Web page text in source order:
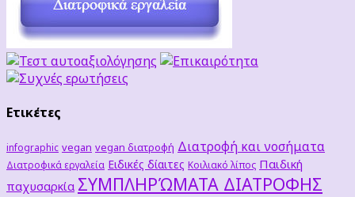
Ετικέτες
infographic vegan vegan διατροφή Διατροφή και νοσήματα
Διατροφικά εργαλεία Ειδικές δίαιτες Κοιλιακό λίπος Παιδική
παχυσαρκία ΣΥΜΠΛΗΡΏΜΑΤΑ ΔΙΑΤΡΟΦΗΣ